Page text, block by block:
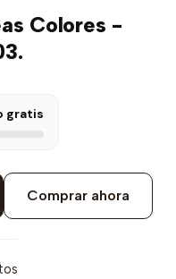
Colores -
gratis
Comprar ahora